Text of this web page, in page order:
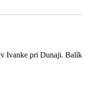
v Ivanke pri Dunaji. Balík